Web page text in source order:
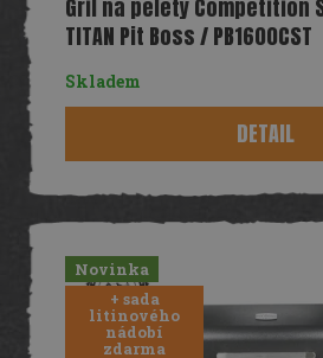
Gril na pelety Competition
TITAN Pit Boss / PB1600CST
Skladem
DETAIL
Novinka
+ sada
litinového
nádobí
zdarma